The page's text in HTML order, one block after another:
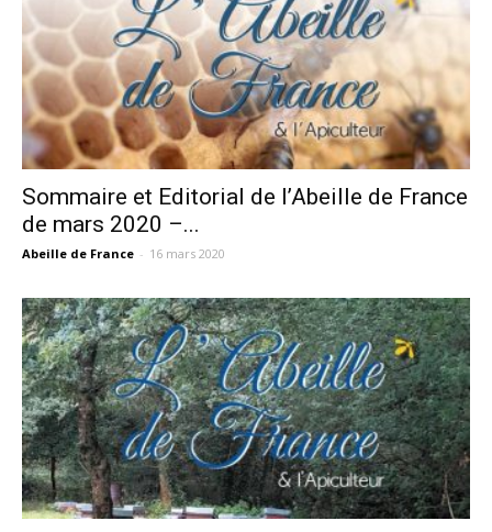
Sommaire et Editorial de l’Abeille de France
de mars 2020 –...
Abeille de France - 16 mars 2020